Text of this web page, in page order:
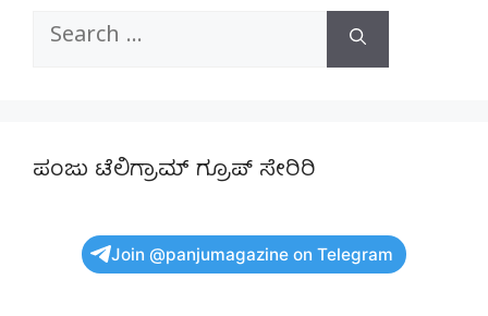
Search
ಪಂಜು ಟೆಲಿಗ್ರಾಮ್ ಗ್ರೂಪ್ ಸೇರಿರಿ
Join @panjumagazine on Telegram